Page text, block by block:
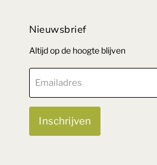
Nieuwsbrief
Altijd op de hoogte blijven
Emailadres
Inschrijven